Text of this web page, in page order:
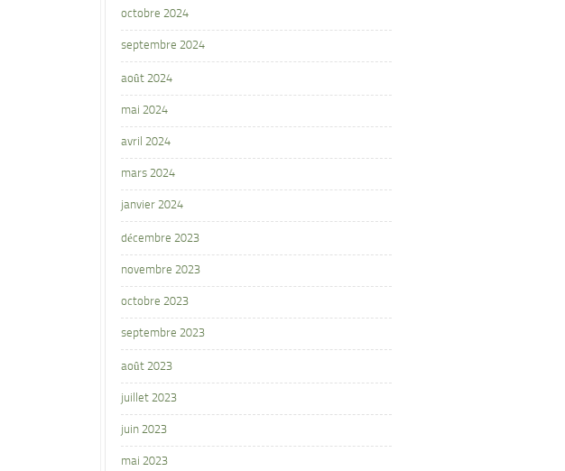
octobre 2024
septembre 2024
août 2024
mai 2024
avril 2024
mars 2024
janvier 2024
décembre 2023
novembre 2023
octobre 2023
septembre 2023
août 2023
juillet 2023
juin 2023
mai 2023